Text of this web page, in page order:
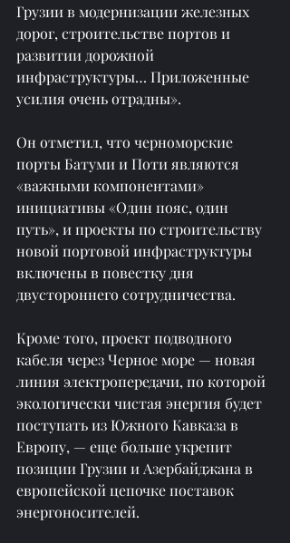
Грузии в модернизации железных
дорог, строительстве портов и
развитии дорожной
инфраструктуры… Приложенные
усилия очень отрадны».
Он отметил, что черноморские
порты Батуми и Поти являются
«важными компонентами»
инициативы «Один пояс, один
путь», и проекты по строительству
новой портовой инфраструктуры
включены в повестку дня
двустороннего сотрудничества.
Кроме того, проект подводного
кабеля через Черное море — новая
линия электропередачи, по которой
экологически чистая энергия будет
поступать из Южного Кавказа в
Европу, — еще больше укрепит
позиции Грузии и Азербайджана в
европейской цепочке поставок
энергоносителей.